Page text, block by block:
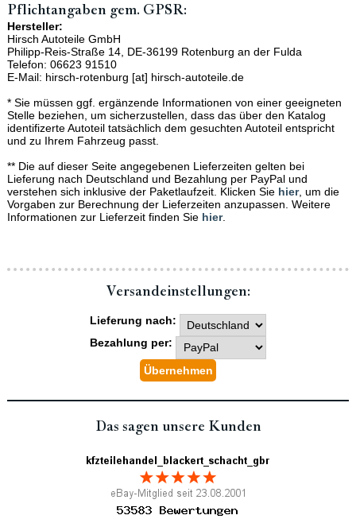
Pflichtangaben gem. GPSR:
Hersteller:
Hirsch Autoteile GmbH
Philipp-Reis-Straße 14, DE-36199 Rotenburg an der Fulda
Telefon: 06623 91510
E-Mail: hirsch-rotenburg [at] hirsch-autoteile.de
* Sie müssen ggf. ergänzende Informationen von einer geeigneten
Stelle beziehen, um sicherzustellen, dass das über den Katalog
identifizerte Autoteil tatsächlich dem gesuchten Autoteil entspricht
und zu Ihrem Fahrzeug passt.
** Die auf dieser Seite angegebenen Lieferzeiten gelten bei
Lieferung nach Deutschland und Bezahlung per PayPal und
verstehen sich inklusive der Paketlaufzeit. Klicken Sie hier, um die
Vorgaben zur Berechnung der Lieferzeiten anzupassen. Weitere
Informationen zur Lieferzeit finden Sie hier.
Versand­einstellungen:
Lieferung nach:
Bezahlung per:
Das sagen unsere Kunden